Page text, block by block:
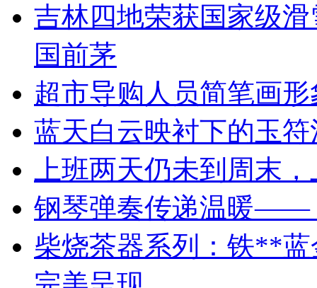
吉林四地荣获国家级
国前茅
超市导购人员简笔画
蓝天白云映衬下的玉
上班两天仍未到周末
钢琴弹奏传递温暖——
柴烧茶器系列：铁**